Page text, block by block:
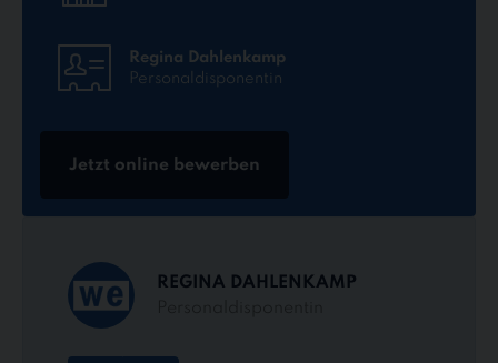
Regina Dahlenkamp
Personaldisponentin
Jetzt online bewerben
REGINA DAHLENKAMP